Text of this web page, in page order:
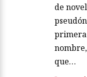
de
primera
que…